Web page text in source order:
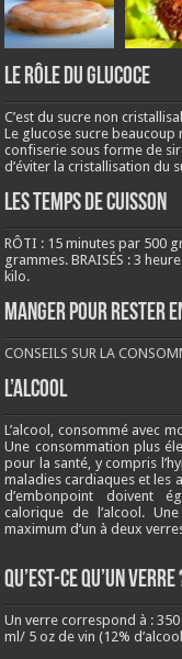
LE RÔLE DU GLUCOCE
C’est du sucre non
Le glucose sucre beaucoup
confiserie sous forme de
d’éviter la cristallisation du
LES TEMPS DE CUISSON
RÔTI : 15 minutes par 500
grammes. BRAISÉS : 3
kilo.
Manger pour rester
CONSEILS SUR LA
L’ALCOOL
L’alcool, consommé avec
Une consommation plus
pour la santé, y compris
maladies cardiaques et les
d’embonpoint doivent
calorique de l’alcool.
maximum d’un à deux
QU’EST-CE QU’UN VERRE
Un verre correspond à :
ml/ 5 oz de vin (12%